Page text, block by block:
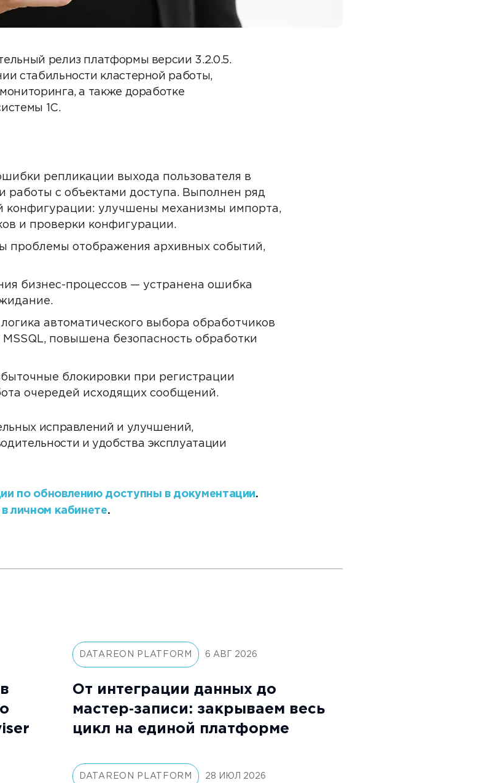
релиз платформы версии 3.2.0.5.
стабильности кластерной работы,
а также доработке
1С.
репликации выхода пользователя в
работы с объектами доступа. Выполнен ряд
конфигурации: улучшены механизмы импорта,
и проверки конфигурации.
проблемы отображения архивных событий,
бизнес-процессов — устранена ошибка
автоматического выбора обработчиков
повышена безопасность обработки
блокировки при регистрации
очередей исходящих сообщений.
исправлений и улучшений,
и удобства эксплуатации
по обновлению доступны в документации.
личном кабинете.
DATAREON PLATFORM 6 АВГ 2026
От интеграции данных до
мастер‑записи: закрываем весь
цикл на единой платформе
DATAREON PLATFORM 28 ИЮЛ 2026